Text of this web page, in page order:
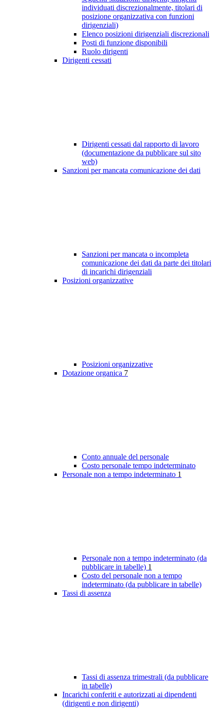
individuati discrezionalmente, titolari di
posizione organizzativa con funzioni
dirigenziali)
Elenco posizioni dirigenziali discrezionali
Posti di funzione disponibili
Ruolo dirigenti
Dirigenti cessati
Dirigenti cessati dal rapporto di lavoro
(documentazione da pubblicare sul sito
web)
Sanzioni per mancata comunicazione dei dati
Sanzioni per mancata o incompleta
comunicazione dei dati da parte dei titolari
di incarichi dirigenziali
Posizioni organizzative
Posizioni organizzative
Dotazione organica 7
Conto annuale del personale
Costo personale tempo indeterminato
Personale non a tempo indeterminato 1
Personale non a tempo indeterminato (da
pubblicare in tabelle) 1
Costo del personale non a tempo
indeterminato (da pubblicare in tabelle)
Tassi di assenza
Tassi di assenza trimestrali (da pubblicare
in tabelle)
Incarichi conferiti e autorizzati ai dipendenti
(dirigenti e non dirigenti)